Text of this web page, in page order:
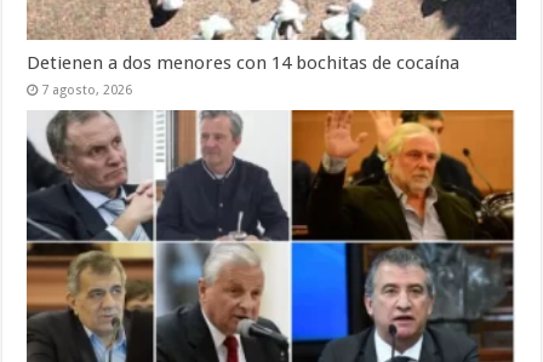
Detienen a dos menores con 14 bochitas de cocaína
7 agosto, 2026